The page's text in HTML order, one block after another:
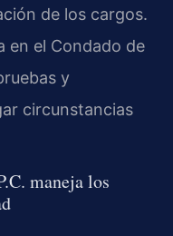
de los cargos.
en el Condado de
y
circunstancias
maneja los